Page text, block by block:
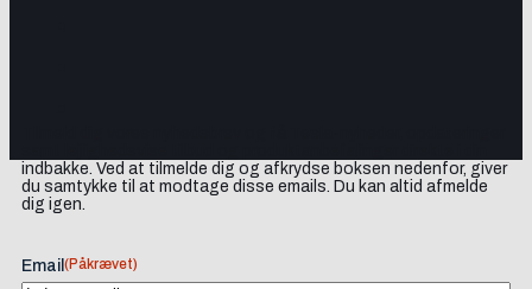
indbakke. Ved at tilmelde dig og afkrydse boksen nedenfor, giver
du samtykke til at modtage disse emails. Du kan altid afmelde
dig igen.
Email (Påkrævet)